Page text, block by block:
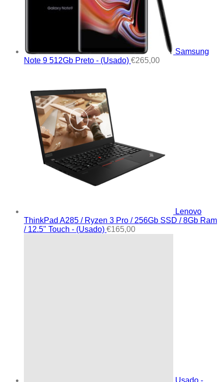
Samsung
Note 9 512Gb Preto - (Usado) €265,00
Lenovo
ThinkPad A285 / Ryzen 3 Pro / 256Gb SSD / 8Gb Ram
/ 12.5" Touch - (Usado) €165,00
Usado -